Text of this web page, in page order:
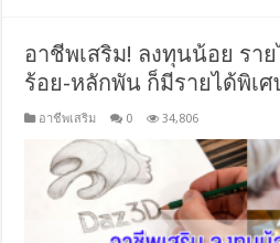
อาชีพเสริม! ลงทุนน้อย รา
ร้อย-หลักพัน ก็มีรายได้พิเศ
อาชีพเสริม 0 34,806